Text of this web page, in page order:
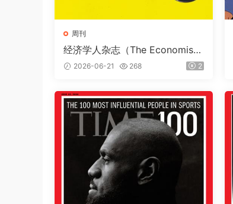
周刊
经济学人杂志（The Economis
t）2026年6月20日（PDF版+音
频+Kindle版）
2026-06-21 268 2